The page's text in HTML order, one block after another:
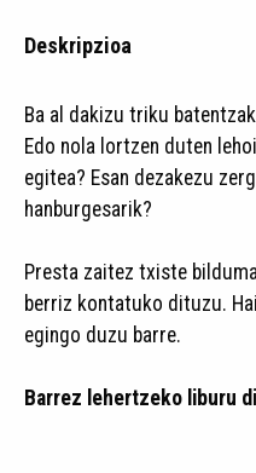
Deskripzioa
Ba al dakizu triku
Edo nola lortzen duten
egitea? Esan dezakezu
hanburgesarik?
Presta zaitez txiste
berriz kontatuko dituzu.
egingo duzu barre.
Barrez lehertzeko liburu